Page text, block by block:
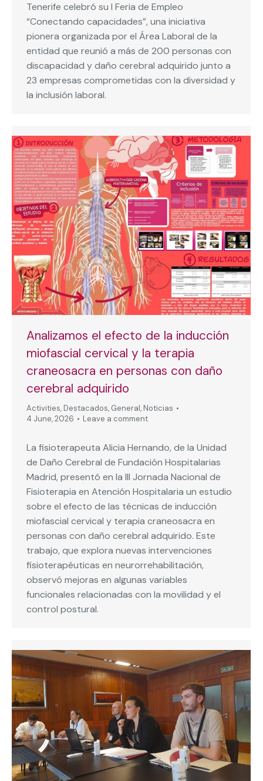
Tenerife celebró su I Feria de Empleo
“Conectando capacidades”, una iniciativa
pionera organizada por el Área Laboral de la
entidad que reunió a más de 200 personas con
discapacidad y daño cerebral adquirido junto a
23 empresas comprometidas con la diversidad y
la inclusión laboral.
Analizamos el efecto de la inducción
miofascial cervical y la terapia
craneosacra en personas con daño
cerebral adquirido
Activities, Destacados, General, Noticias
4 June, 2026
Leave a comment
La fisioterapeuta Alicia Hernando, de la Unidad
de Daño Cerebral de Fundación Hospitalarias
Madrid, presentó en la III Jornada Nacional de
Fisioterapia en Atención Hospitalaria un estudio
sobre el efecto de las técnicas de inducción
miofascial cervical y terapia craneosacra en
personas con daño cerebral adquirido. Este
trabajo, que explora nuevas intervenciones
fisioterapéuticas en neurorrehabilitación,
observó mejoras en algunas variables
funcionales relacionadas con la movilidad y el
control postural.